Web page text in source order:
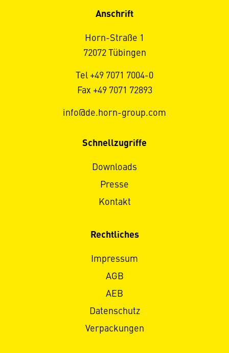
Anschrift
Horn-Straße 1
72072 Tübingen
Tel +49 7071 7004-0
Fax +49 7071 72893
info@de.horn-group.com
Schnellzugriffe
Downloads
Presse
Kontakt
Rechtliches
Impressum
AGB
AEB
Datenschutz
Verpackungen